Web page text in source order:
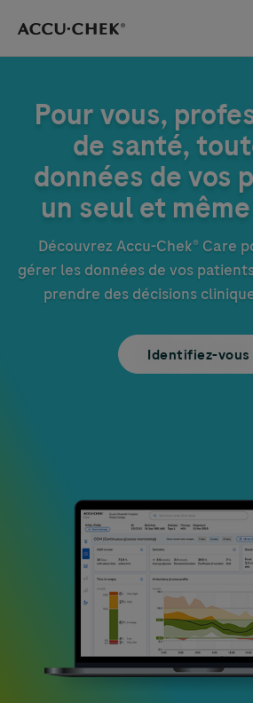
Skip navigation
Pour vous,
de santé,
données de vos
un seul et
Découvrez Accu-Chek® Care
gérer les données de vos
prendre des décisions
Identifiez-vous